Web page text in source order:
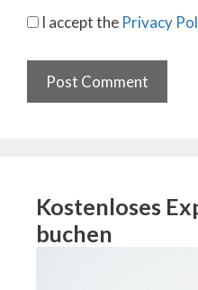
I accept the Privacy
Kostenloses
buchen